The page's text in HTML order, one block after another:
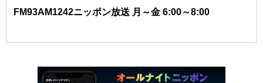
FM93AM1242ニッポン放送 月～金 6:00～8:00